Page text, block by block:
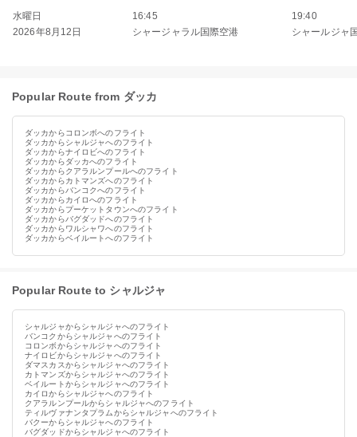
水曜日
2026年8月12日
16:45
シャージャラル国際空港
19:40
シャールジャ
Popular Route from ダッカ
ダッカからコロンボへのフライト
ダッカからシャルジャへのフライト
ダッカからナイロビへのフライト
ダッカからダッカへのフライト
ダッカからクアラルンプールへのフライト
ダッカからカトマンズへのフライト
ダッカからバンコクへのフライト
ダッカからカイロへのフライト
ダッカからプーケットタウンへのフライト
ダッカからバグダッドへのフライト
ダッカからワルシャワへのフライト
ダッカからベイルートへのフライト
Popular Route to シャルジャ
シャルジャからシャルジャへのフライト
バンコクからシャルジャへのフライト
コロンボからシャルジャへのフライト
ナイロビからシャルジャへのフライト
ダマスカスからシャルジャへのフライト
カトマンズからシャルジャへのフライト
ベイルートからシャルジャへのフライト
カイロからシャルジャへのフライト
クアラルンプールからシャルジャへのフライト
ティルヴァナンタプラムからシャルジャへのフライト
バクーからシャルジャへのフライト
バグダッドからシャルジャへのフライト